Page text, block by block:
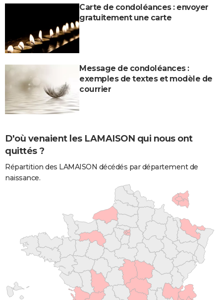
Carte de condoléances : envoyer
gratuitement une carte
Message de condoléances :
exemples de textes et modèle de
courrier
D'où venaient les LAMAISON qui nous ont
quittés ?
Répartition des LAMAISON décédés par département de
naissance.